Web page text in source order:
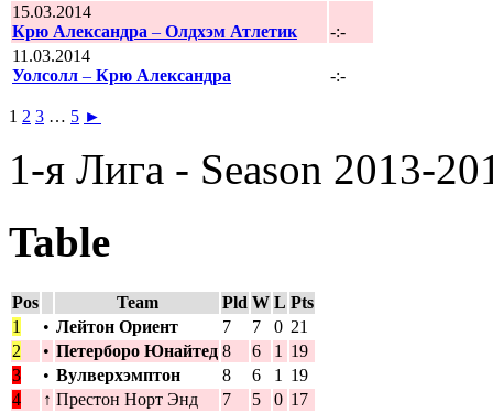
15.03.2014
Крю Александра – Олдхэм Атлетик
-:-
11.03.2014
Уолсолл – Крю Александра -:-
1 2 3 … 5 ►
1-я Лига - Season 2013-
Table
Pos Team Pld W L Pts
1
• Лейтон Ориент 7 7 0 21
2
• Петерборо Юнайтед 8 6 1
19
3
• Вулверхэмптон 8 6 1
19
4
↑ Престон Норт Энд 7 5 0 17